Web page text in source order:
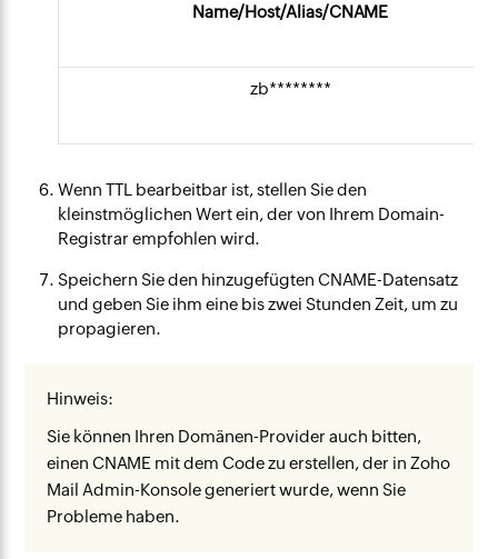
Name/Host/Alias/CNAME
zb********
Wenn TTL bearbeitbar ist, stellen Sie den
kleinstmöglichen Wert ein, der von Ihrem Domain-
Registrar empfohlen wird.
Speichern Sie den hinzugefügten CNAME-Datensatz
und geben Sie ihm eine bis zwei Stunden Zeit, um zu
propagieren.
Hinweis:
Sie können Ihren Domänen-Provider auch bitten,
einen CNAME mit dem Code zu erstellen, der in Zoho
Mail Admin-Konsole generiert wurde, wenn Sie
Probleme haben.